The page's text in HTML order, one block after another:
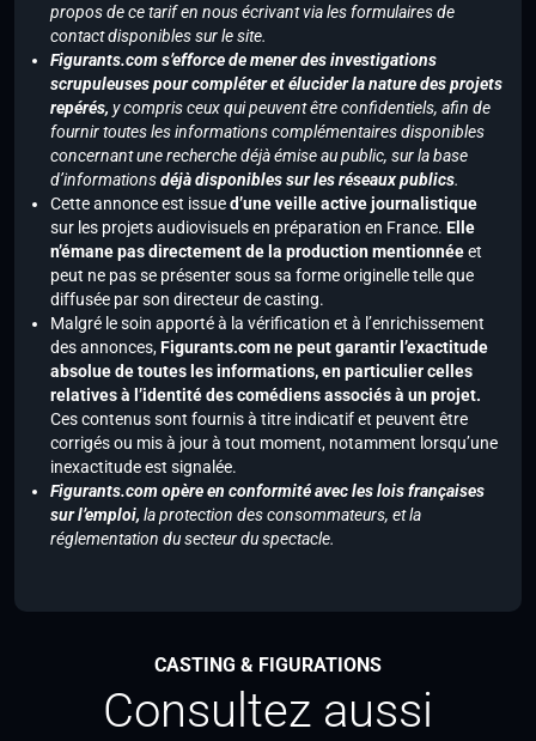
propos de ce tarif en nous écrivant via les formulaires de
contact disponibles sur le site.
Figurants.com s’efforce de mener des investigations
scrupuleuses pour compléter et élucider la nature des projets
repérés, y compris ceux qui peuvent être confidentiels, afin de
fournir toutes les informations complémentaires disponibles
concernant une recherche déjà émise au public, sur la base
d’informationsdéjà disponibles sur les réseaux publics.
Cette annonce est issued’une veille active journalistique
sur les projets audiovisuels en préparation en France. Elle
n’émane pas directement de la production mentionnéeet
peut ne pas se présenter sous sa forme originelle telle que
diffusée par son directeur de casting.
Malgré le soin apporté à la vérification et à l’enrichissement
des annonces,Figurants.com ne peut garantir l’exactitude
absolue de toutes les informations, en particulier celles
relatives à l’identité des comédiens associés à un projet.
Ces contenus sont fournis à titre indicatif et peuvent être
corrigés ou mis à jour à tout moment, notamment lorsqu’une
inexactitude est signalée.
Figurants.com opère en conformité avec les lois françaises
sur l’emploi, la protection des consommateurs, et la
réglementation du secteur du spectacle.
CASTING & FIGURATIONS
Consultez aussi